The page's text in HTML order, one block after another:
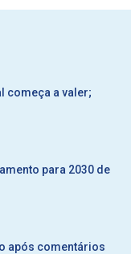
começa a valer;
para 2030 de
após comentários